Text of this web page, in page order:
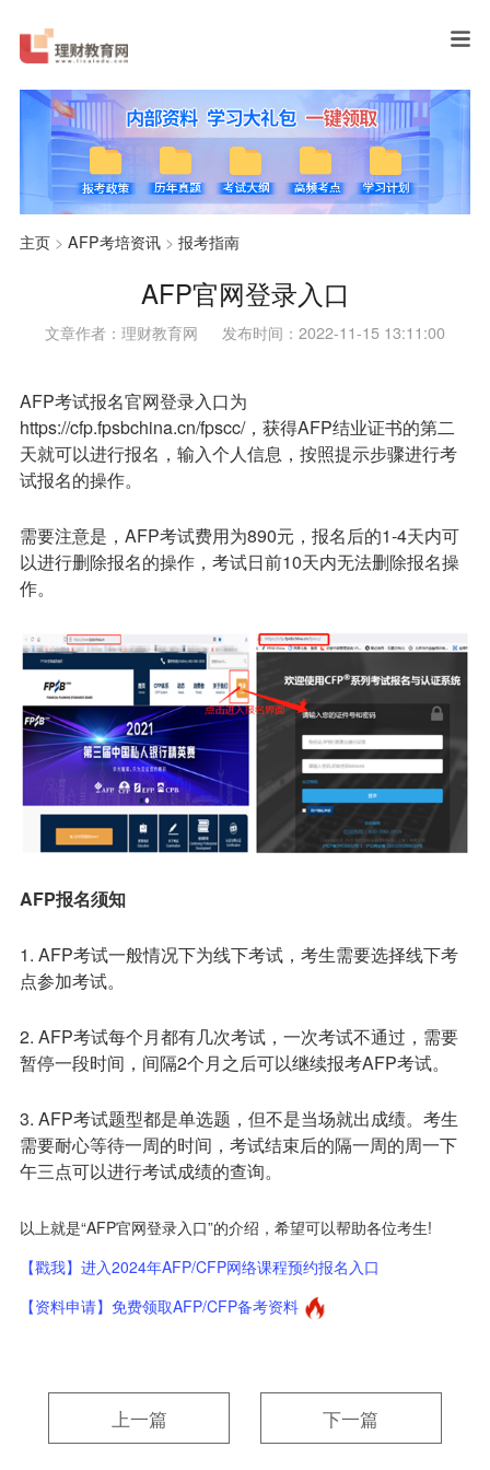
主页> AFP考培资讯> 报考指南
AFP官网登录入口
文章作者：理财教育网 发布时间：2022-11-15 13:11:00
AFP考试报名官网登录入口为
https://cfp.fpsbchina.cn/fpscc/，获得AFP结业证书的第二
天就可以进行报名，输入个人信息，按照提示步骤进行考
试报名的操作。
需要注意是，AFP考试费用为890元，报名后的1-4天内可
以进行删除报名的操作，考试日前10天内无法删除报名操
作。
AFP报名须知
1. AFP考试一般情况下为线下考试，考生需要选择线下考
点参加考试。
2. AFP考试每个月都有几次考试，一次考试不通过，需要
暂停一段时间，间隔2个月之后可以继续报考AFP考试。
3. AFP考试题型都是单选题，但不是当场就出成绩。考生
需要耐心等待一周的时间，考试结束后的隔一周的周一下
午三点可以进行考试成绩的查询。
以上就是“AFP官网登录入口”的介绍，希望可以帮助各位考生!
【戳我】进入2024年AFP/CFP网络课程预约报名入口
【资料申请】免费领取AFP/CFP备考资料
上一篇 下一篇